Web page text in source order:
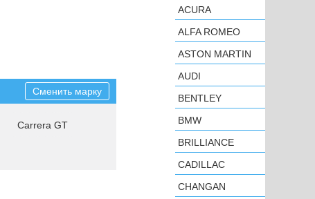
Сменить марку
Carrera GT
ACURA
ALFA ROMEO
ASTON MARTIN
AUDI
BENTLEY
BMW
BRILLIANCE
CADILLAC
CHANGAN